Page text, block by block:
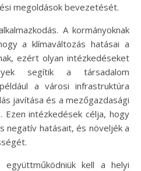
megoldások bevezetését.
A kormányoknak
a klímaváltozás hatásai a
ezért olyan intézkedéseket
segítik a társadalom
a városi infrastruktúra
javítása és a mezőgazdasági
Ezen intézkedések célja, hogy
negatív hatásait, és növeljék a
együttműködniük kell a helyi